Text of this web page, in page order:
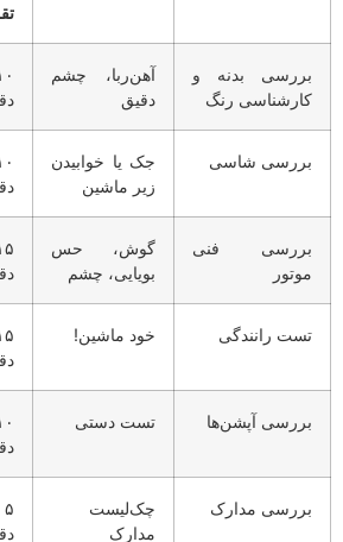
تقریبی
بدنه و
رنگ
آهن‌ربا، چشم
دقیقه
شاسی
جک یا خوابیدن
زیر ماشین
دقیقه
فنی
گوش، حس
بویایی، چشم
دقیقه
رانندگی خود ماشین!
دقیقه
آپشن‌ها تست دستی
دقیقه
مدارک
چک‌لیست
مدارک
دقیقه